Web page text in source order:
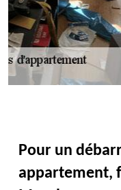
Pour un
appartement,